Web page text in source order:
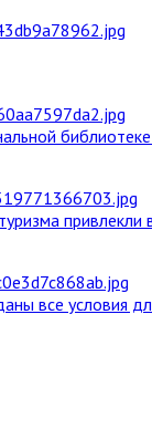
библиотеке
все условия